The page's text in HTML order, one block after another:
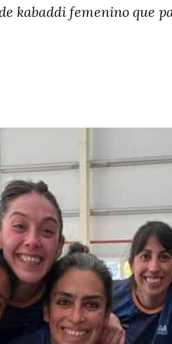
kabaddi femenino que